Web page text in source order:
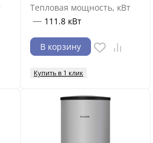
Тепловая мощность, кВт
— 111.8 кВт
В корзину
Купить в 1 клик